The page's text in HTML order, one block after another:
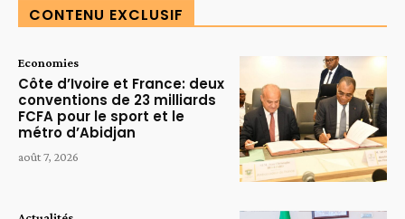
CONTENU EXCLUSIF
Economies
Côte d’Ivoire et France: deux
conventions de 23 milliards
FCFA pour le sport et le
métro d’Abidjan
août 7, 2026